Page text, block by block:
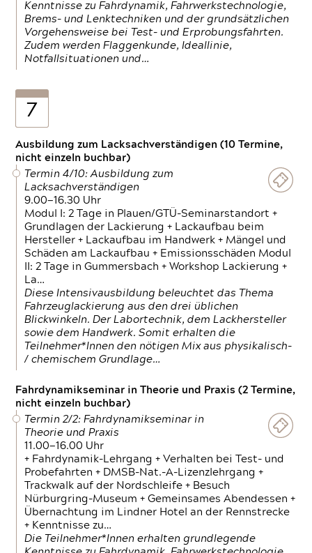
Kenntnisse zu Fahrdynamik, Fahrwerkstechnologie,
Brems- und Lenktechniken und der grundsätzlichen
Vorgehensweise bei Test- und Erprobungsfahrten.
Zudem werden Flaggenkunde, Ideallinie,
Notfallsituationen und…
7
Ausbildung zum Lacksachverständigen (10 Termine,
nicht einzeln buchbar)
Termin 4/10: Ausbildung zum
Lacksachverständigen
9.00—16.30 Uhr
Modul I: 2 Tage in Plauen/GTÜ-Seminarstandort +
Grundlagen der Lackierung + Lackaufbau beim
Hersteller + Lackaufbau im Handwerk + Mängel und
Schäden am Lackaufbau + Emissionsschäden Modul
II: 2 Tage in Gummersbach + Workshop Lackierung +
La…
Diese Intensivausbildung beleuchtet das Thema
Fahrzeuglackierung aus den drei üblichen
Blickwinkeln. Der Labortechnik, dem Lackhersteller
sowie dem Handwerk. Somit erhalten die
Teilnehmer*Innen den nötigen Mix aus physikalisch-
/ chemischem Grundlage…
Fahrdynamikseminar in Theorie und Praxis (2 Termine,
nicht einzeln buchbar)
Termin 2/2: Fahrdynamikseminar in
Theorie und Praxis
11.00—16.00 Uhr
+ Fahrdynamik-Lehrgang + Verhalten bei Test- und
Probefahrten + DMSB-Nat.-A-Lizenzlehrgang +
Trackwalk auf der Nordschleife + Besuch
Nürburgring-Museum + Gemeinsames Abendessen +
Übernachtung im Lindner Hotel an der Rennstrecke
+ Kenntnisse zu…
Die Teilnehmer*Innen erhalten grundlegende